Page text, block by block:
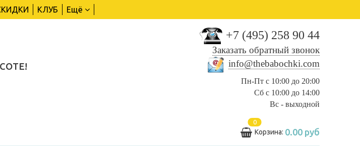
КЛУБ Ещё
+7 (495) 258 90 44
Заказать обратный звонок
info@thebabochki.com
Пн-Пт с 10:00 до 20:00
Сб с 10:00 до 14:00
Вс - выходной
0
Корзина: 0.00 руб